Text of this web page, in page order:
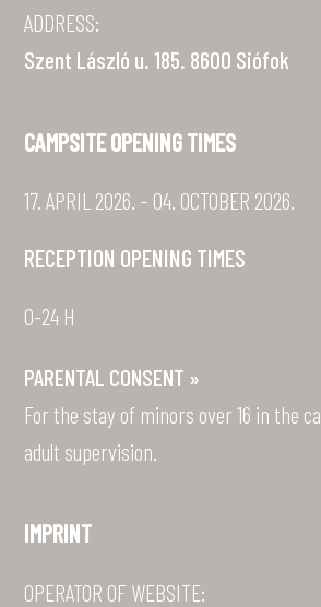
ADDRESS:
Szent László u. 185. 8600 Siófok
CAMPSITE OPENING TIMES
17. APRIL 2026. – 04. OCTOBER 2026.
RECEPTION OPENING TIMES
0-24 H
PARENTAL CONSENT »
For the stay of minors over 16 in the
adult supervision.
IMPRINT
OPERATOR OF WEBSITE: